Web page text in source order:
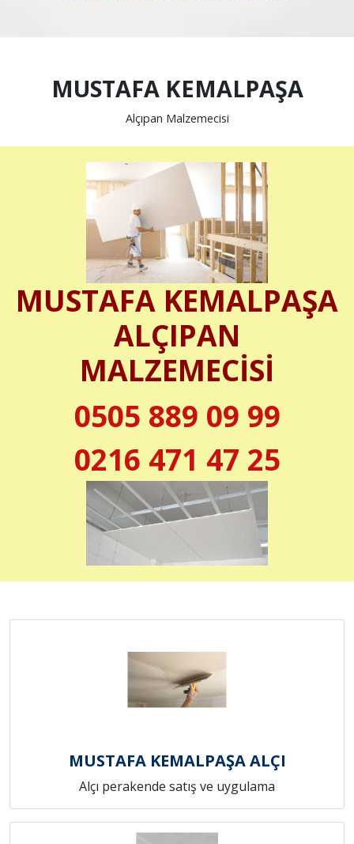
MUSTAFA KEMALPAŞA
Alçıpan Malzemecisi
MUSTAFA KEMALPAŞA
ALÇIPAN
MALZEMECİSİ
0505 889 09 99
0216 471 47 25
MUSTAFA KEMALPAŞA ALÇI
Alçı perakende satış ve uygulama